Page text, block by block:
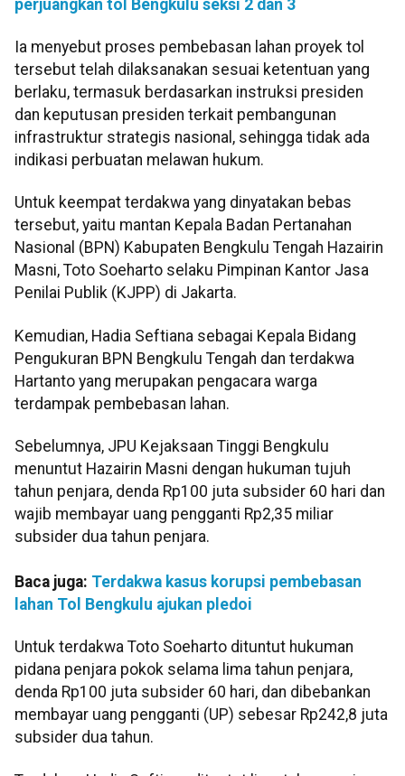
perjuangkan tol Bengkulu seksi 2 dan 3
Ia menyebut proses pembebasan lahan proyek tol
tersebut telah dilaksanakan sesuai ketentuan yang
berlaku, termasuk berdasarkan instruksi presiden
dan keputusan presiden terkait pembangunan
infrastruktur strategis nasional, sehingga tidak ada
indikasi perbuatan melawan hukum.
Untuk keempat terdakwa yang dinyatakan bebas
tersebut, yaitu mantan Kepala Badan Pertanahan
Nasional (BPN) Kabupaten Bengkulu Tengah Hazairin
Masni, Toto Soeharto selaku Pimpinan Kantor Jasa
Penilai Publik (KJPP) di Jakarta.
Kemudian, Hadia Seftiana sebagai Kepala Bidang
Pengukuran BPN Bengkulu Tengah dan terdakwa
Hartanto yang merupakan pengacara warga
terdampak pembebasan lahan.
Sebelumnya, JPU Kejaksaan Tinggi Bengkulu
menuntut Hazairin Masni dengan hukuman tujuh
tahun penjara, denda Rp100 juta subsider 60 hari dan
wajib membayar uang pengganti Rp2,35 miliar
subsider dua tahun penjara.
Baca juga: Terdakwa kasus korupsi pembebasan
lahan Tol Bengkulu ajukan pledoi
Untuk terdakwa Toto Soeharto dituntut hukuman
pidana penjara pokok selama lima tahun penjara,
denda Rp100 juta subsider 60 hari, dan dibebankan
membayar uang pengganti (UP) sebesar Rp242,8 juta
subsider dua tahun.